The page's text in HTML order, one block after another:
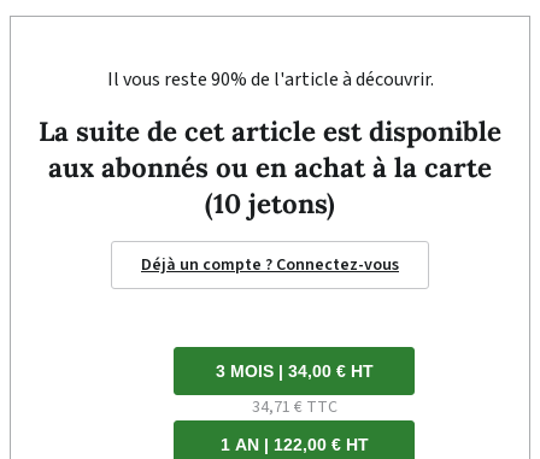
Il vous reste 90% de l'article à découvrir.
La suite de cet article est disponible
aux abonnés ou en achat à la carte
(10 jetons)
Déjà un compte ? Connectez-vous
3 MOIS | 34,00 € HT
34,71 € TTC
1 AN | 122,00 € HT